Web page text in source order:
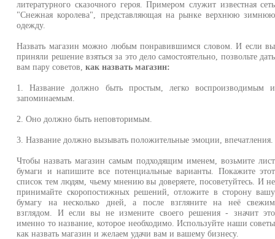
литературного сказочного героя. Примером служит известная сеть
"Снежная королева", представляющая на рынке верхнюю зимнюю
одежду.
Назвать магазин можно любым понравившимся словом. И если вы
приняли решение взяться за это дело самостоятельно, позвольте дать
вам пару советов,как назвать магазин:
1. Название должно быть простым, легко воспроизводимым и
запоминаемым.
2. Оно должно быть неповторимым.
3. Название должно вызывать положительные эмоции, впечатления.
Чтобы назвать магазин самым подходящим именем, возьмите лист
бумаги и напишите все потенциальные варианты. Покажите этот
список тем людям, чьему мнению вы доверяете, посоветуйтесь. И не
принимайте скоропостижных решений, отложите в сторону вашу
бумагу на несколько дней, а после взгляните на неё свежим
взглядом. И если вы не измените своего решения - значит это
именно то название, которое необходимо. Используйте наши советы
как назвать магазин и желаем удачи вам и вашему бизнесу.